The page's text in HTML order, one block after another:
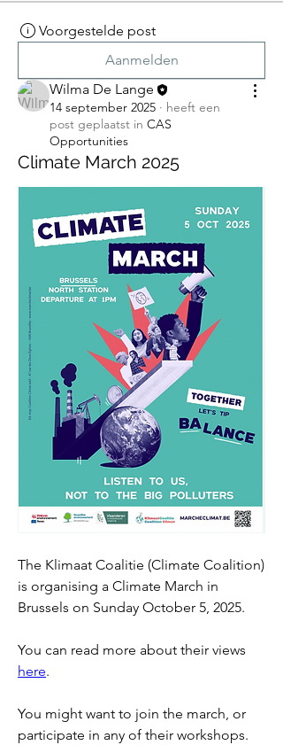
Voorgestelde post
Aanmelden
Wilma De Lange
14 september 2025 · heeft een
post geplaatst in CAS
Opportunities
Climate March 2025
The Klimaat Coalitie (Climate Coalition)
is organising a Climate March in
Brussels on Sunday October 5, 2025.
here.
You might want to join the march, or
participate in any of their workshops.